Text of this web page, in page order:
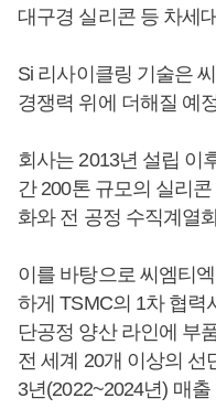
대구경 실리콘 등 차세
Si 리사이클링 기술은
경쟁력 위에 더해질 예
회사는 2013년 설립 이
간 200톤 규모의 실리
화와 전 공정 수직계열
이를 바탕으로 씨엠티
하게 TSMC의 1차 협력
단공정 양산 라인에 부
전 세계 20개 이상의
3년(2022~2024년) 매